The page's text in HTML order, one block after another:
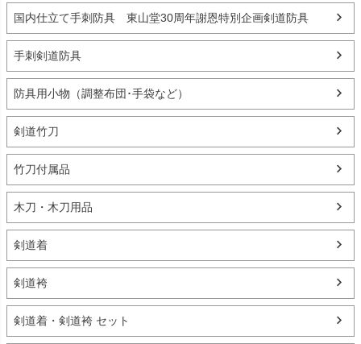
国内仕立て手刺防具 東山堂30周年謝恩特別企画剣道防具
手刺剣道防具
防具用小物（調整布団･手袋など）
剣道竹刀
竹刀付属品
木刀・木刀用品
剣道着
剣道袴
剣道着・剣道袴 セット